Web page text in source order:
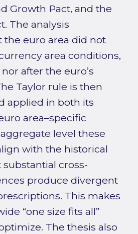
Growth Pact, and the
The analysis
the euro area did not
area conditions,
after the euro’s
Taylor rule is then
applied in both its
area–specific
level these
with the historical
cross-
produce divergent
This makes
“one size fits all”
The thesis also